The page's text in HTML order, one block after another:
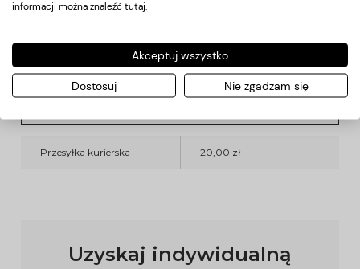
Koszty dostawy
Kraj wysyłki:
Przesyłka kurierska 20,00 zł
Uzyskaj indywidualną
informacji można znaleźć tutaj.
Akceptuj wszystko
Dostosuj Nie zgadzam się